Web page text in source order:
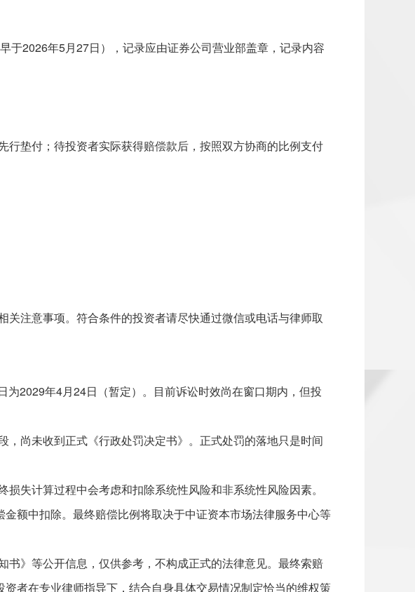
于2026年5月27日），记录应由证券公司营业部盖章，记录内容
行垫付；待投资者实际获得赔偿款后，按照双方协商的比例支付
注意事项。符合条件的投资者请尽快通过微信或电话与律师取
为2029年4月24日（暂定）。目前诉讼时效尚在窗口期内，但投
，尚未收到正式《行政处罚决定书》。正式处罚的落地只是时间
失计算过程中会考虑和扣除系统性风险和非系统性风险因素。
额中扣除。最终赔偿比例将取决于中证资本市场法律服务中心等
》等公开信息，仅供参考，不构成正式的法律意见。最终索赔
者在专业律师指导下，结合自身具体交易情况制定恰当的维权策